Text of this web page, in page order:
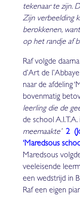
tekenaar te zijn.
Zijn verbeelding
berokkenen,
op het randje af
Raf volgde
d’Art de
naar de afdeling
bovenmatig
leerling die de
de school
meemaakte’ 2
‘Maredsous
Maredsous
veeleisende
een wedstrijd in
Raf een eigen